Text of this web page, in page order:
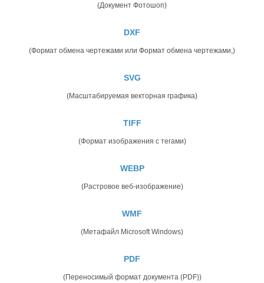
(Документ Фотошоп)
DXF
(Формат обмена чертежами или Формат обмена чертежами,)
SVG
(Масштабируемая векторная графика)
TIFF
(Формат изображения с тегами)
WEBP
(Растровое веб-изображение)
WMF
(Метафайл Microsoft Windows)
PDF
(Переносимый формат документа (PDF))